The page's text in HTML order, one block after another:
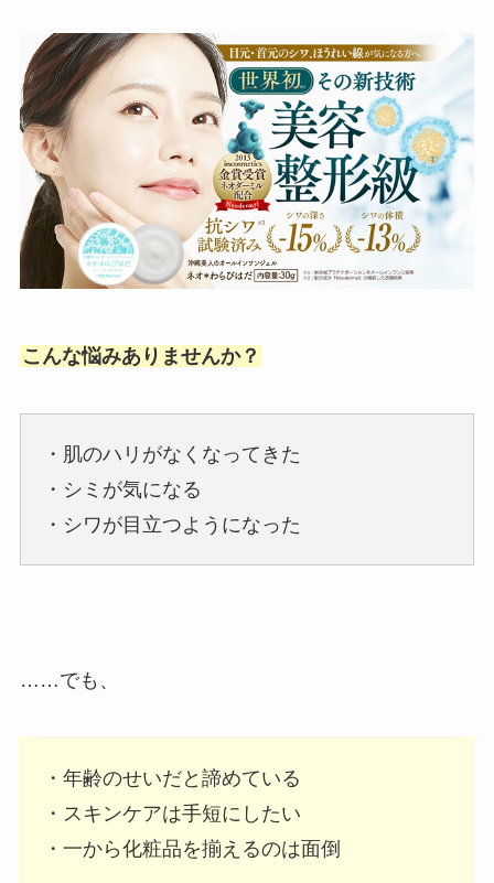
こんな悩みありませんか？
・肌のハリがなくなってきた
・シミが気になる
・シワが目立つようになった
……でも、
・年齢のせいだと諦めている
・スキンケアは手短にしたい
・一から化粧品を揃えるのは面倒